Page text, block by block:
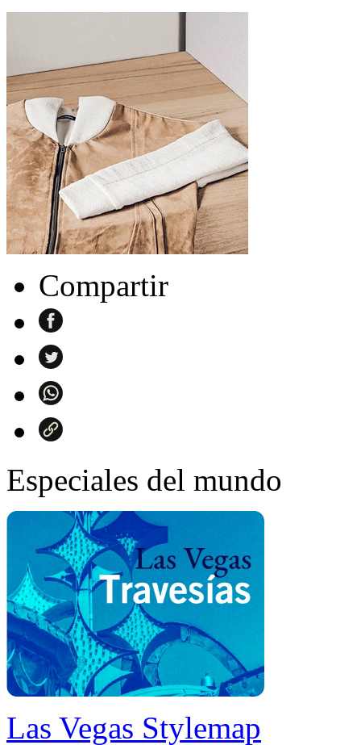
Compartir
Especiales del mundo
Las Vegas Stylemap